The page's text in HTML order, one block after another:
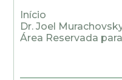
Início
Dr. Joel
Área Reservada